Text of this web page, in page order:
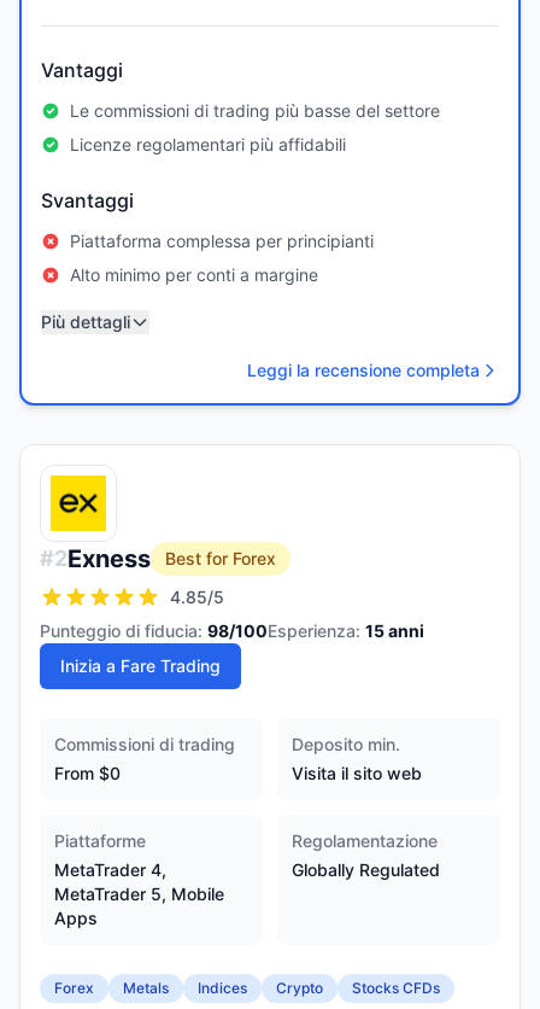
Vantaggi
Le commissioni di trading più basse del settore
Licenze regolamentari più affidabili
Svantaggi
Piattaforma complessa per principianti
Alto minimo per conti a margine
Più dettagli
Leggi la recensione completa
#2Exness
Best for Forex
4.85/5
Punteggio di fiducia: 98/100Esperienza: 15anni
Inizia a Fare Trading
Commissioni di trading
From $0
Deposito min.
Visita il sito web
Piattaforme
MetaTrader 4,
MetaTrader 5, Mobile
Apps
Regolamentazione
Globally Regulated
Forex Metals Indices Crypto Stocks CFDs